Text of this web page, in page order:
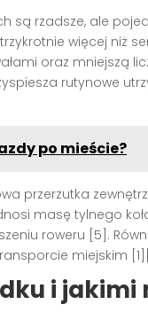
są rzadsze, ale
więcej niż
oraz mniejszą
rutynowe
po mieście?
przerzutka
masę tylnego
roweru [5].
miejskim
i